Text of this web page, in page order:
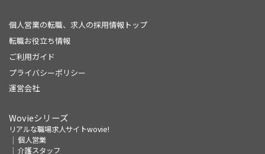
個人営業の転職、求人の採用情報トップ
転職お役立ち情報
ご利用ガイド
プライバシーポリシー
運営会社
Wovieシリーズ
リアルな職場求人サイトwovie!
個人営業
介護スタッフ